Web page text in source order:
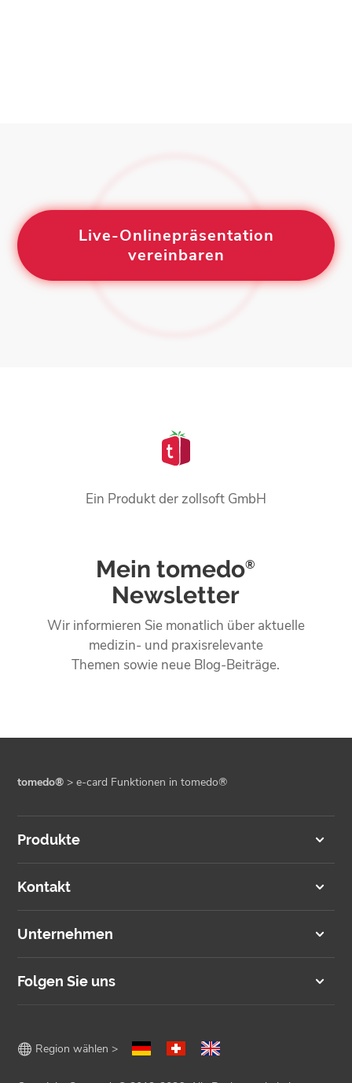
Live-Onlinepräsentation
vereinbaren
Ein Produkt der zollsoft GmbH
Mein tomedo®
Newsletter
Wir informieren Sie monatlich über aktuelle
medizin- und praxisrelevante
Themen sowie neue Blog-Beiträge.
tomedo® >e-card Funktionen in tomedo®
Produkte
Kontakt
Unternehmen
Folgen Sie uns
 Region wählen >